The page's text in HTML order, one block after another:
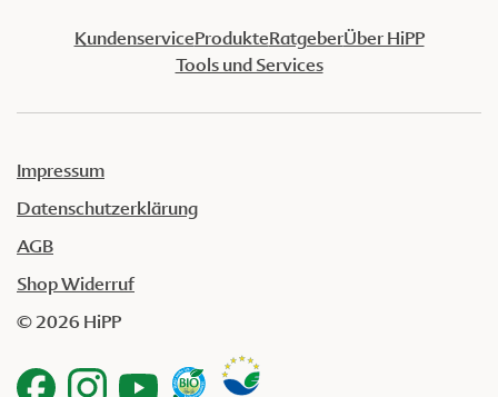
KundenserviceProdukteRatgeberÜber HiPP
Tools und Services
Impressum
Datenschutzerklärung
AGB
Shop Widerruf
© 2026 HiPP